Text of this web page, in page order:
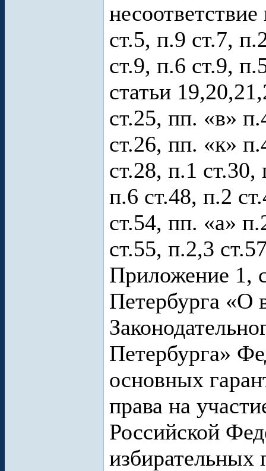
ст.5, п.9 ст.7,
ст.9, п.6 ст.9,
статьи
ст.25, пп. «в»
ст.26, пп. «к»
ст.28, п.1 ст.30,
п.6 ст.48, п.2
ст.54, пп. «а»
ст.55, п.2,3
Приложение 1,
Петербурга «О
Петербурга»
основных
права на
Российской
избирательных